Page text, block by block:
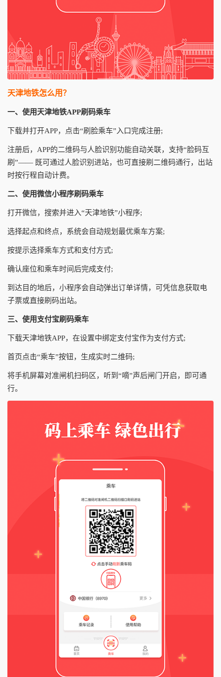
天津地铁怎么用？
一、使用天津地铁APP刷码乘车
下载并打开APP，点击“刷脸乘车”入口完成注册;
注册后，APP的二维码与人脸识别功能自动关联，支持“脸码互
刷”—— 既可通过人脸识别进站，也可直接刷二维码通行，出站
时按行程自动计费。
二、使用微信小程序刷码乘车
打开微信，搜索并进入“天津地铁”小程序;
选择起点和终点，系统会自动规划最优乘车方案;
按提示选择乘车方式和支付方式;
确认座位和乘车时间后完成支付;
到达目的地后，小程序会自动弹出订单详情，可凭信息获取电
子票或直接刷码出站。
三、使用支付宝刷码乘车
下载天津地铁APP，在设置中绑定支付宝作为支付方式;
首页点击“乘车”按钮，生成实时二维码;
将手机屏幕对准闸机扫码区，听到“嘀”声后闸门开启，即可通
行。